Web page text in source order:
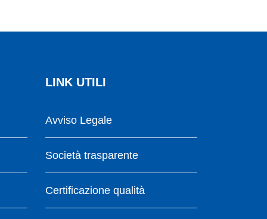
LINK UTILI
Avviso Legale
Società trasparente
Certificazione qualità